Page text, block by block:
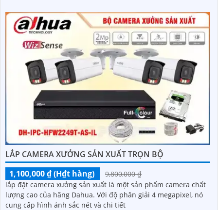
LẮP CAMERA XƯỞNG SẢN XUẤT TRỌN BỘ
1,100,000 ₫ (H₫t hàng)
9,800,000 ₫
lắp đặt camera xưởng sản xuất là một sản phẩm camera chất
lượng cao của hãng Dahua. Với độ phân giải 4 megapixel, nó
cung cấp hình ảnh sắc nét và chi tiết